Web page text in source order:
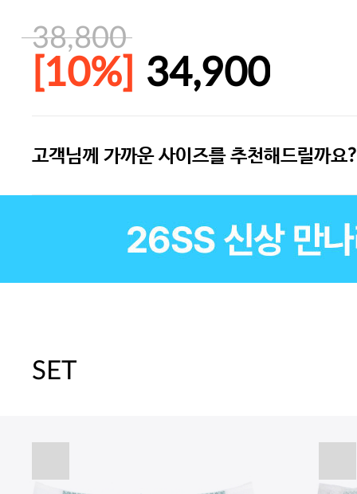
38,800
[10%] 34,900
고객님께 가까운 사이즈를 추천해드릴까요?
SET